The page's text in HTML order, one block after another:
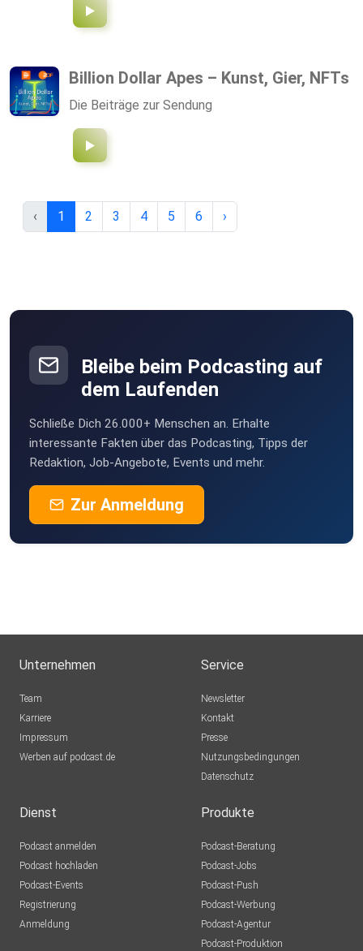
Billion Dollar Apes – Kunst, Gier, NFTs
Die Beiträge zur Sendung
‹ 1 2 3 4 5 6 ›
Bleibe beim Podcasting auf
dem Laufenden
Schließe Dich 26.000+ Menschen an. Erhalte
interessante Fakten über das Podcasting, Tipps der
Redaktion, Job-Angebote, Events und mehr.
Zur Anmeldung
Unternehmen
Team
Karriere
Impressum
Werben auf podcast.de
Service
Newsletter
Kontakt
Presse
Nutzungsbedingungen
Datenschutz
Dienst
Podcast anmelden
Podcast hochladen
Podcast-Events
Registrierung
Anmeldung
Produkte
Podcast-Beratung
Podcast-Jobs
Podcast-Push
Podcast-Werbung
Podcast-Agentur
Podcast-Produktion